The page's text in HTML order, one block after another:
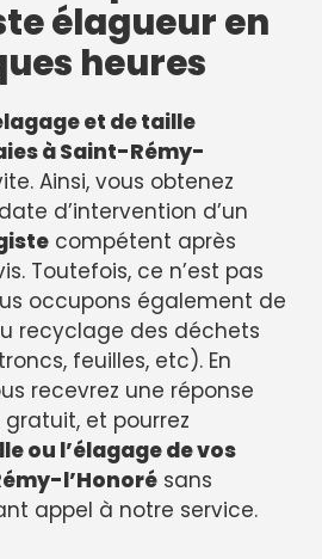
élagueur en
heures
et de taille
à Saint-Rémy-
Ainsi, vous obtenez
d’intervention d’un
compétent après
Toutefois, ce n’est pas
occupons également de
recyclage des déchets
feuilles, etc). En
recevrez une réponse
et pourrez
ou l’élagage de vos
l’Honoré sans
appel à notre service.